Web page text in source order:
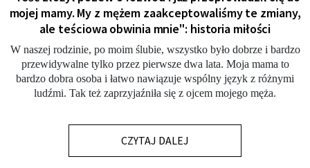
mojej mamy. My z mężem zaakceptowaliśmy te zmiany,
ale teściowa obwinia mnie": historia miłości
W naszej rodzinie, po moim ślubie, wszystko było dobrze i bardzo
przewidywalne tylko przez pierwsze dwa lata. Moja mama to
bardzo dobra osoba i łatwo nawiązuje wspólny język z różnymi
ludźmi. Tak też zaprzyjaźniła się z ojcem mojego męża.
CZYTAJ DALEJ